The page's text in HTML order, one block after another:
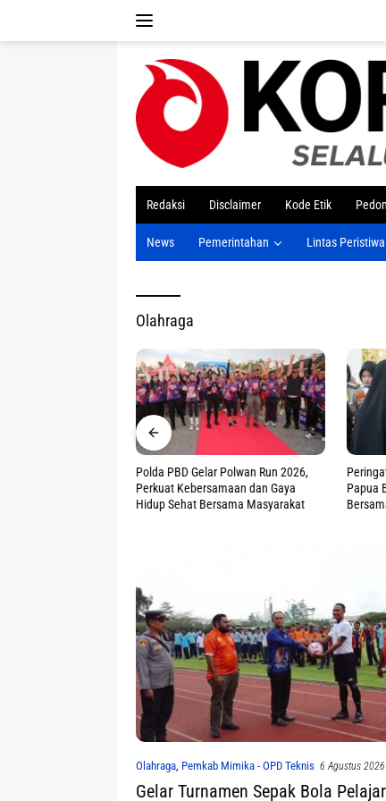
Redaksi Disclaimer Kode Etik
News Pemerintahan Lintas Peristiwa
Olahraga
Peringati HUT ke 78, Polwan Polda
Papua Barat Gelar Aksi Sosial-Ibadah
Bersama
CSR
Papua
ISRA
Olahraga Pemkab Mimika - OPD Teknis 6 Agustus 2026
Gelar Turnamen Sepak Bola